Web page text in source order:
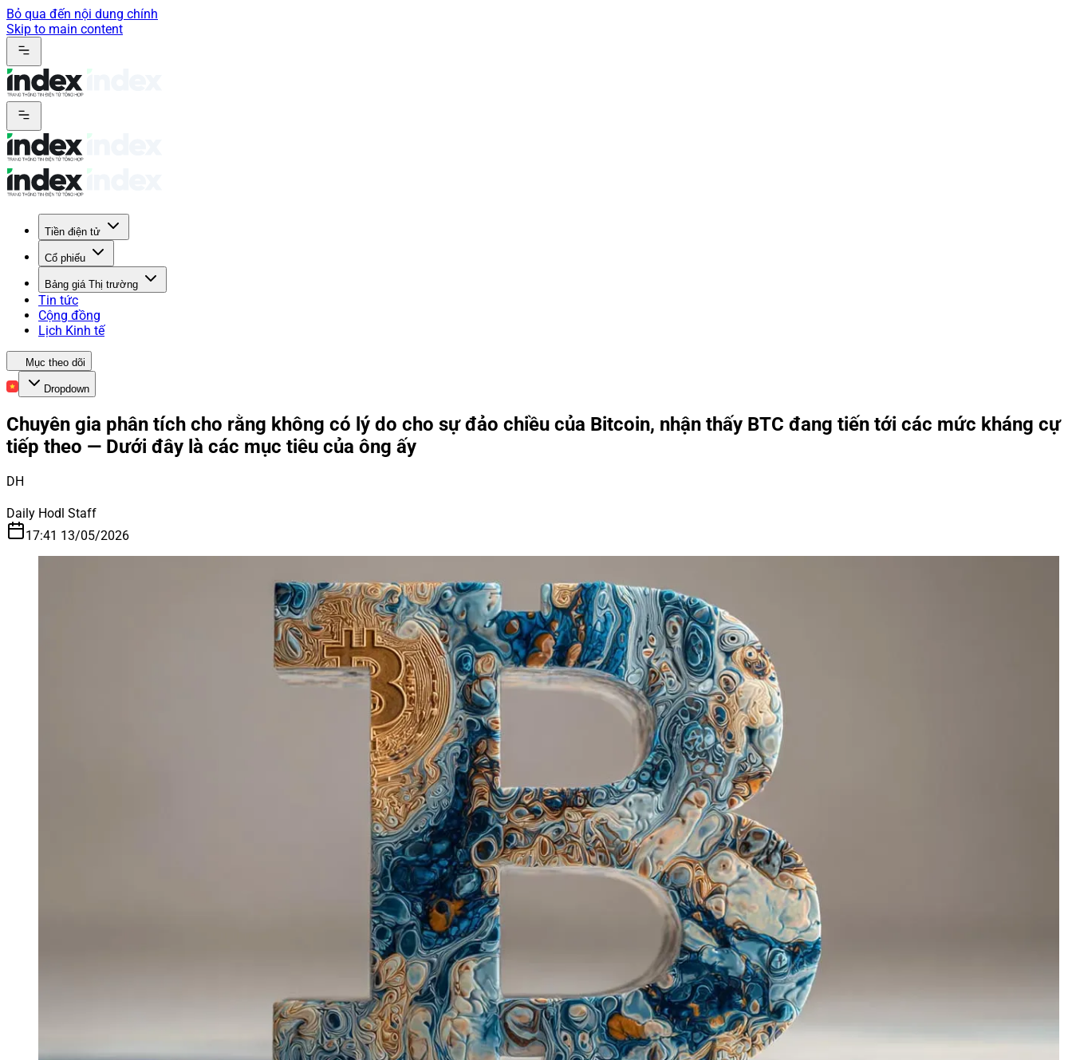
Bỏ qua đến nội dung chính
Skip to main content
Tiền điện tử
Cổ phiếu
Bảng giá Thị trường
Tin tức
Cộng đồng
Lịch Kinh tế
Mục theo dõi
Dropdown
Chuyên gia phân tích cho rằng không có lý do cho sự đảo chiều của Bitcoin, nhận thấy BTC đang tiến tới các mức kháng cự
tiếp theo — Dưới đây là các mục tiêu của ông ấy
DH
Daily Hodl Staff
17:41 13/05/2026